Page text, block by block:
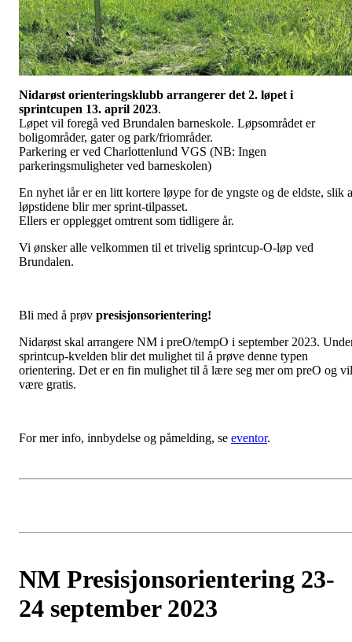
Nidarøst orienteringsklubb arrangerer det 2. løpet i
sprintcupen 13. april 2023.
Løpet vil foregå ved Brundalen barneskole. Løpsområdet er
boligområder, gater og park/friområder.
Parkering er ved Charlottenlund VGS (NB: Ingen
parkeringsmuligheter ved barneskolen)
En nyhet iår er en litt kortere løype for de yngste og de eldste, slik
løpstidene blir mer sprint-tilpasset.
Ellers er opplegget omtrent som tidligere år.
Vi ønsker alle velkommen til et trivelig sprintcup-O-løp ved
Brundalen.
Bli med å prøv presisjonsorientering!
Nidarøst skal arrangere NM i preO/tempO i september 2023.
sprintcup-kvelden blir det mulighet til å prøve denne typen
orientering. Det er en fin mulighet til å lære seg mer om preO og vil
være gratis.
For mer info, innbydelse og påmelding, se eventor.
NM Presisjonsorientering 23-
24 september 2023